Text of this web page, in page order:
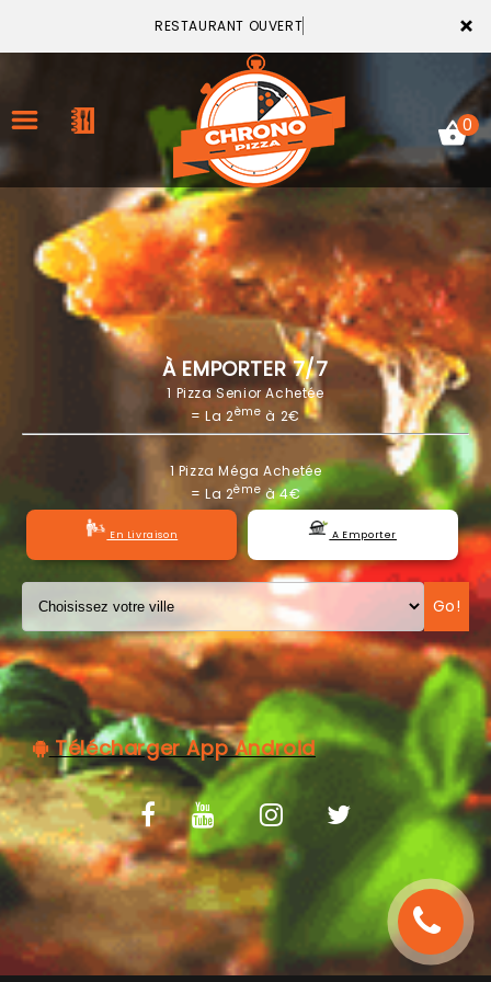
×
RESTAURANT OUVERT
ACCUEIL
LA CARTE
VOTRE COMPTE
NOTRE RESTAURANT
VOS AVIS
MENTIONS LÉGALES
0
À EMPORTER 7/7
1 Pizza Senior Achetée
= La 2ème à 2€
1 Pizza Méga Achetée
= La 2èmeà 4€
En Livraison A Emporter
Go!
Télécharger App Android